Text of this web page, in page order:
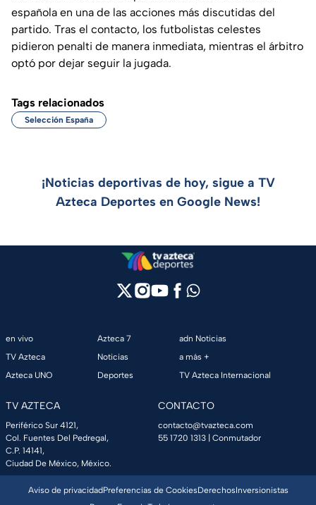
española en una de las acciones más discutidas del
partido. Tras el contacto, los futbolistas celestes
pidieron penalti de manera inmediata, mientras el árbitro
optó por dejar seguir la jugada.
Tags relacionados
Selección España
¡Noticias deportivas de hoy, sigue a TV
Azteca Deportes en Google News!
en vivo
TV Azteca
Azteca UNO
Azteca 7
Noticias
Deportes
adn Noticias
a más +
TV Azteca Internacional
TV AZTECA
Periférico Sur 4121,
Col. Fuentes Del Pedregal,
C.P. 14141,
Ciudad De México, México.
CONTACTO
contacto@tvazteca.com
55 1720 1313 | Conmutador
Aviso de privacidadPreferencias de CookiesDerechosInversionistas